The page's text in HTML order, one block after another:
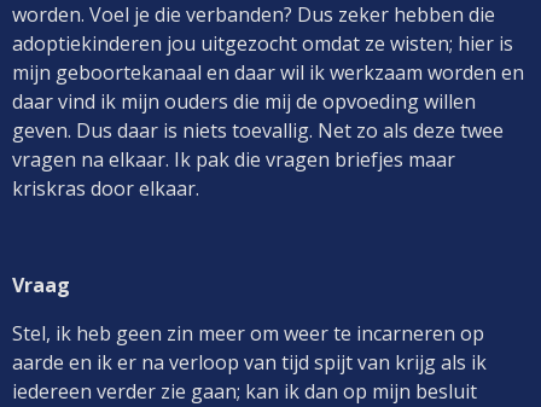
worden. Voel je die verbanden? Dus zeker hebben die
adoptiekinderen jou uitgezocht omdat ze wisten; hier is
mijn geboortekanaal en daar wil ik werkzaam worden en
daar vind ik mijn ouders die mij de opvoeding willen
geven. Dus daar is niets toevallig. Net zo als deze twee
vragen na elkaar. Ik pak die vragen briefjes maar
kriskras door elkaar.
Vraag
Stel, ik heb geen zin meer om weer te incarneren op
aarde en ik er na verloop van tijd spijt van krijg als ik
iedereen verder zie gaan; kan ik dan op mijn besluit